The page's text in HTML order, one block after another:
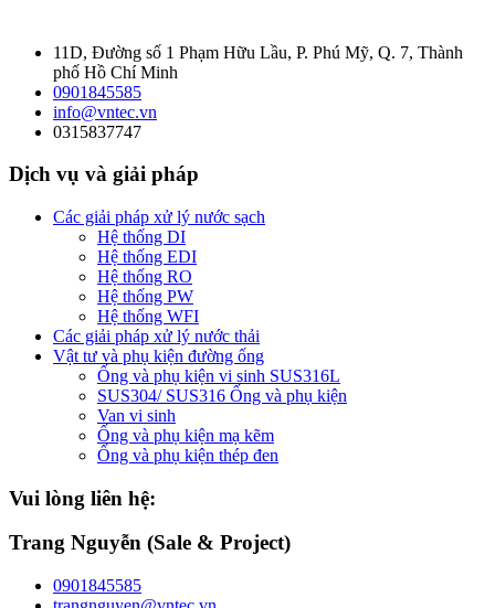
11D, Đường số 1 Phạm Hữu Lầu, P. Phú Mỹ, Q. 7, Thành
phố Hồ Chí Minh
0901845585
info@vntec.vn
0315837747
Dịch vụ và giải pháp
Các giải pháp xử lý nước sạch
Hệ thống DI
Hệ thống EDI
Hệ thống RO
Hệ thống PW
Hệ thống WFI
Các giải pháp xử lý nước thải
Vật tư và phụ kiện đường ống
Ống và phụ kiện vi sinh SUS316L
SUS304/ SUS316 Ống và phụ kiện
Van vi sinh
Ống và phụ kiện mạ kẽm
Ống và phụ kiện thép đen
Vui lòng liên hệ:
Trang Nguyễn (Sale & Project)
0901845585